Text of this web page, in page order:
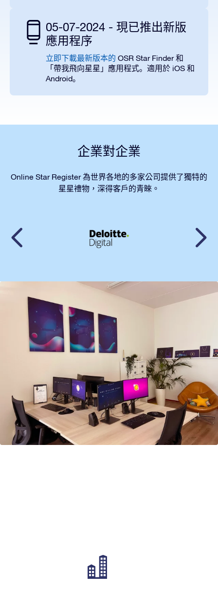
05-07-2024 - 現已推出新版
應用程序
立即下載最新版本的 OSR Star Finder和
「帶我飛向星星」應用程式。適用於 iOS 和
Android。
企業對企業
Online Star Register 為世界各地的多家公司提供了獨特的
星星禮物，深得客戶的青睞。